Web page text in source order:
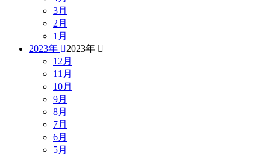
3月
2月
1月
2023年
2023年
12月
11月
10月
9月
8月
7月
6月
5月